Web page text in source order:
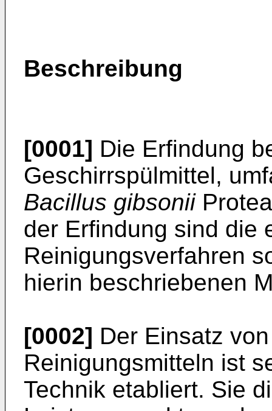
Beschreibung
[0001] Die Erfindung
Geschirrspülmittel,
Bacillus gibsonii
der Erfindung sind die
Reinigungsverfahren
hierin beschriebenen
[0002] Der Einsatz
Reinigungsmitteln ist
Technik etabliert. Sie